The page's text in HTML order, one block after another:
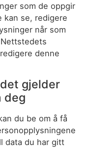
som de oppgir
kan se, redigere
når som
denne
gjelder
deg
du be om å få
data du har gitt